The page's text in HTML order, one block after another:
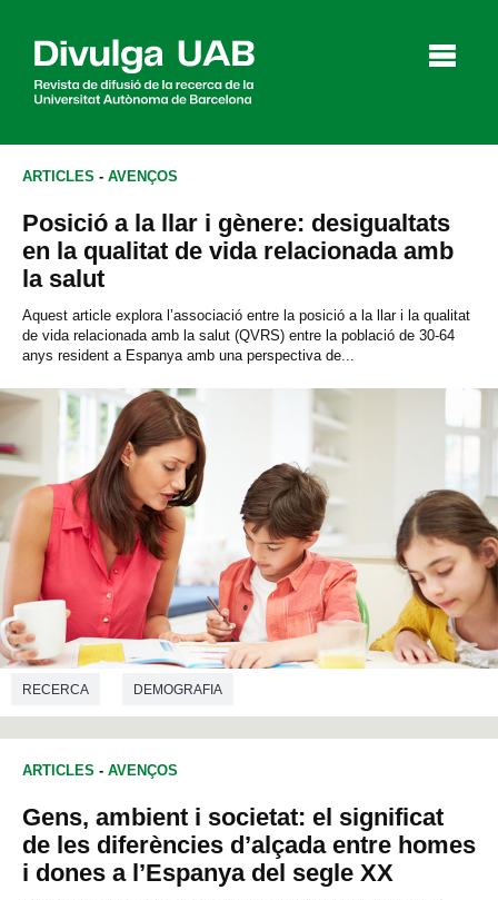
Entrevistes
Agenda
English
CERCAR
ARTICLES - AVENÇOS
Posició a la llar i gènere: desigualtats
en la qualitat de vida relacionada amb
la salut
Aquest article explora l’associació entre la posició a la llar i la qualitat
de vida relacionada amb la salut (QVRS) entre la població de 30-64
anys resident a Espanya amb una perspectiva de...
RECERCA DEMOGRAFIA
ARTICLES - AVENÇOS
Gens, ambient i societat: el significat
de les diferències d’alçada entre homes
i dones a l’Espanya del segle XX